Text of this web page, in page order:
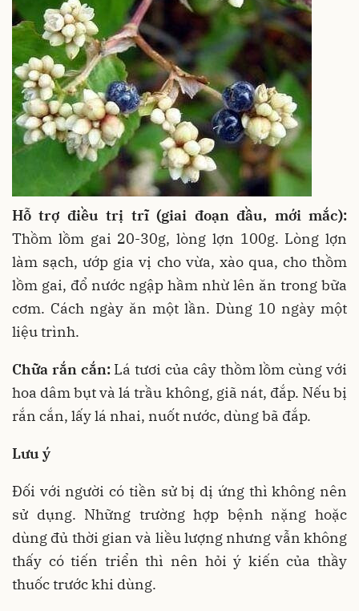
Hỗ trợ điều trị trĩ (giai đoạn đầu, mới mắc):
Thồm lồm gai 20-30g, lòng lợn 100g. Lòng lợn
làm sạch, ướp gia vị cho vừa, xào qua, cho thồm
lồm gai, đổ nước ngập hầm nhừ lên ăn trong bữa
cơm. Cách ngày ăn một lần. Dùng 10 ngày một
liệu trình.
Chữa rắn cắn:Lá tươi của cây thồm lồm cùng với
hoa dâm bụt và lá trầu không, giã nát, đắp. Nếu bị
rắn cắn, lấy lá nhai, nuốt nước, dùng bã đắp.
Lưu ý
Đối với người có tiền sử bị dị ứng thì không nên
sử dụng. Những trường hợp bệnh nặng hoặc
dùng đủ thời gian và liều lượng nhưng vẫn không
thấy có tiến triển thì nên hỏi ý kiến của thầy
thuốc trước khi dùng.